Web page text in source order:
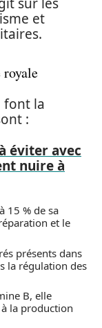
et
royale
font la
:
éviter avec
nuire à
15 % de sa
et le
présents dans
la régulation des
B, elle
la production